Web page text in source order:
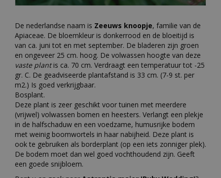
De nederlandse naam is Zeeuws knoopje, familie van de
Apiaceae. De bloemkleur is donkerrood en de bloeitijd is
van ca. juni tot en met september. De bladeren zijn groen
en ongeveer 25 cm. hoog. De volwassen hoogte van deze
vaste plantis ca. 70 cm. Verdraagt een temperatuur tot -25
gr. C. De geadviseerde plantafstand is 33 cm. (7-9 st. per
m2.) Is goed verkrijgbaar.
Bosplant.
Deze plant is zeer geschikt voor tuinen met meerdere
(vrijwel) volwassen bomen en heesters. Verlangt een plekje
in de halfschaduw en een voedzame, humusrijke bodem
met weinig boomwortels in haar nabijheid. Deze plant is
ook te gebruiken als borderplant (op een iets zonniger plek).
De bodem moet dan wel goed vochthoudend zijn. Geeft
een goede snijbloem.